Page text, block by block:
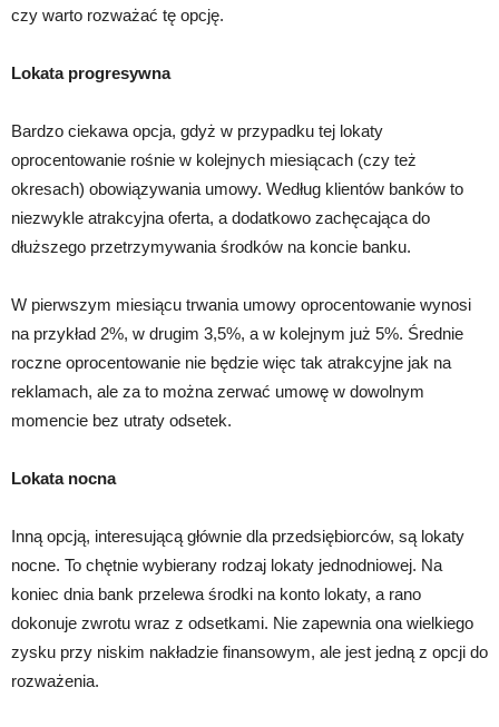
czy warto rozważać tę opcję.
Lokata progresywna
Bardzo ciekawa opcja, gdyż w przypadku tej lokaty
oprocentowanie rośnie w kolejnych miesiącach (czy też
okresach) obowiązywania umowy. Według klientów banków to
niezwykle atrakcyjna oferta, a dodatkowo zachęcająca do
dłuższego przetrzymywania środków na koncie banku.
W pierwszym miesiącu trwania umowy oprocentowanie wynosi
na przykład 2%, w drugim 3,5%, a w kolejnym już 5%. Średnie
roczne oprocentowanie nie będzie więc tak atrakcyjne jak na
reklamach, ale za to można zerwać umowę w dowolnym
momencie bez utraty odsetek.
Lokata nocna
Inną opcją, interesującą głównie dla przedsiębiorców, są lokaty
nocne. To chętnie wybierany rodzaj lokaty jednodniowej. Na
koniec dnia bank przelewa środki na konto lokaty, a rano
dokonuje zwrotu wraz z odsetkami. Nie zapewnia ona wielkiego
zysku przy niskim nakładzie finansowym, ale jest jedną z opcji do
rozważenia.